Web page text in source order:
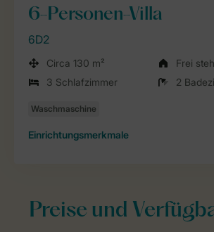
6-Personen-Villa
6D2
Circa 130 m²
Frei
3 Schlafzimmer
2
Einrichtungsmerkmale
Preise und